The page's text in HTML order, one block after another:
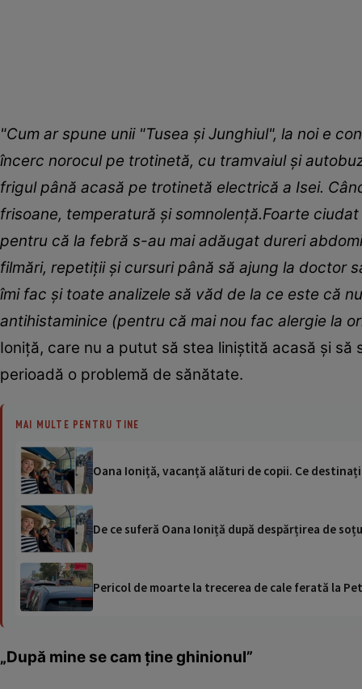
"Cum ar spune unii "Tusea și Junghiul", la noi e
încerc norocul pe trotinetă, cu tramvaiul și
frigul până acasă pe trotinetă electrică a Isei.
frisoane, temperatură și somnolență.Foarte
pentru că la febră s-au mai adăugat dureri
filmări, repetiții și cursuri până să ajung la doctor
îmi fac și toate analizele să văd de la ce este că
antihistaminice (pentru că mai nou fac alergie la
Ioniță, care nu a putut să stea liniștită acasă și
perioadă o problemă de sănătate.
MAI MULTE PENTRU TINE
Oana Ioniță, vacanță alături de copii. Ce
De ce suferă Oana Ioniță după despărțirea de
Pericol de moarte la trecerea de cale ferată la
„După mine se cam ține ghinionul”